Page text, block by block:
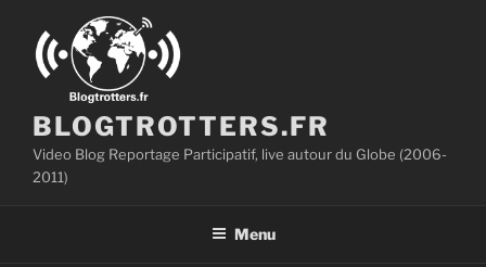
contenu
BLOGTROTTERS.FR
Video Blog Reportage Participatif, live autour du Globe (2006-
2011)
Menu